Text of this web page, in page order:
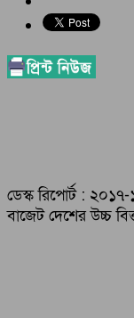
ডেস্ক রিপোর্ট :
বাজেট দেশের উচ্চ